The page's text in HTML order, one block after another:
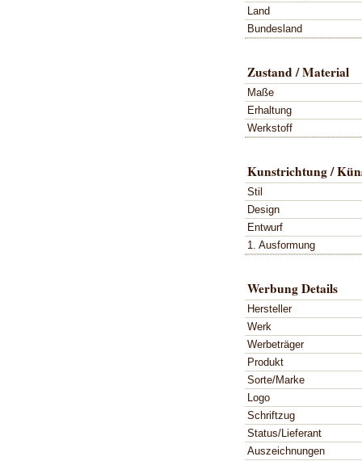
Land
Bundesland
Zustand / Material
Maße
Erhaltung
Werkstoff
Kunstrichtung /
Stil
Design
Entwurf
1. Ausformung
Werbung Details
Hersteller
Werk
Werbeträger
Produkt
Sorte/Marke
Logo
Schriftzug
Status/Lieferant
Auszeichnungen